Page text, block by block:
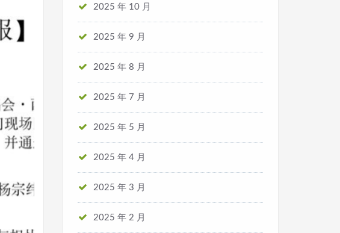
2025 年 10 月
2025 年 9 月
2025 年 8 月
2025 年 7 月
2025 年 5 月
2025 年 4 月
2025 年 3 月
2025 年 2 月